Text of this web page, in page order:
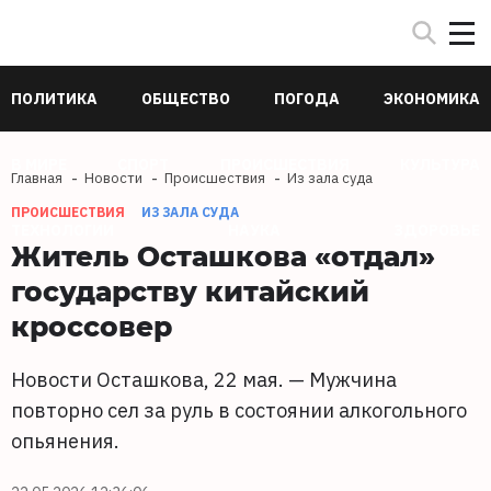
ПОЛИТИКА ОБЩЕСТВО ПОГОДА ЭКОНОМИКА
Главная Новости Происшествия Из зала суда
ПРОИСШЕСТВИЯ ИЗ ЗАЛА СУДА
Житель Осташкова «отдал»
государству китайский
кроссовер
Новости Осташкова, 22 мая. — Мужчина
повторно сел за руль в состоянии алкогольного
опьянения.